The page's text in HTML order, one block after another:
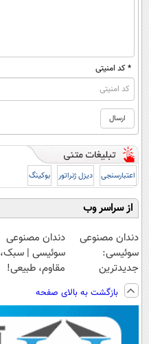
* کد امنیتی
اعتبارسنجی دیزل ژنراتور بوکینگ
از سراسر وب
دندان مصنوعی
سوئیسی:
جدیدترین
فناوری اروپا،
سبک و مقاوم |
پرداخت قسطی
دندان مصنوعی
سوئیسی | سبک،
مقاوم، طبیعی!
رایگان+پرداخت
اقساطی😍
بازگشت به بالای صفحه